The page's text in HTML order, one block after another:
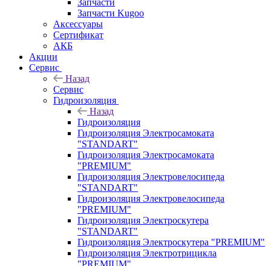
Запчасти
Запчасти Kugoo
Аксессуары
Сертификат
АКБ
Акции
Сервис
Назад
Сервис
Гидроизоляция
Назад
Гидроизоляция
Гидроизоляция Электросамоката
"STANDART"
Гидроизоляция Электросамоката
"PREMIUM"
Гидроизоляция Электровелосипеда
"STANDART"
Гидроизоляция Электровелосипеда
"PREMIUM"
Гидроизоляция Электроскутера
"STANDART"
Гидроизоляция Электроскутера "PREMIUM"
Гидроизоляция Электротрицикла
"PREMIUM"